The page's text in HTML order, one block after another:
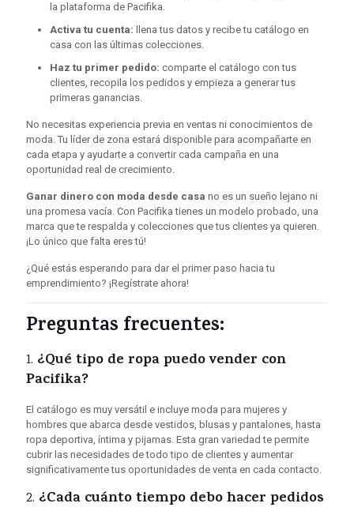
la plataforma de Pacifika.
Activa tu cuenta: llena tus datos y recibe tu catálogo en
casa con las últimas colecciones.
Haz tu primer pedido: comparte el catálogo con tus
clientes, recopila los pedidos y empieza a generar tus
primeras ganancias.
No necesitas experiencia previa en ventas ni conocimientos de
moda. Tu líder de zona estará disponible para acompañarte en
cada etapa y ayudarte a convertir cada campaña en una
oportunidad real de crecimiento.
Ganar dinero con moda desde casa no es un sueño lejano ni
una promesa vacía. Con Pacifika tienes un modelo probado, una
marca que te respalda y colecciones que tus clientes ya quieren.
¡Lo único que falta eres tú!
¿Qué estás esperando para dar el primer paso hacia tu
emprendimiento? ¡Regístrate ahora!
Preguntas frecuentes:
1. ¿Qué tipo de ropa puedo vender con
Pacifika?
El catálogo es muy versátil e incluye moda para mujeres y
hombres que abarca desde vestidos, blusas y pantalones, hasta
ropa deportiva, íntima y pijamas. Esta gran variedad te permite
cubrir las necesidades de todo tipo de clientes y aumentar
significativamente tus oportunidades de venta en cada contacto.
2. ¿Cada cuánto tiempo debo hacer pedidos